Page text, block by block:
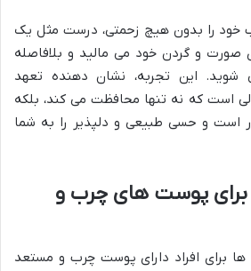
خود را بدون هیچ زحمتی، درست مثل یک
و گردن خود می مالید و بلافاصله
شوید. این تجربه، نشان دهنده تعهد
است که نه تنها محافظت می کند، بلکه
است و حسی طبیعی و دلپذیر را به شما
برای پوست های چرب و
برای افراد دارای پوست چرب و مستعد